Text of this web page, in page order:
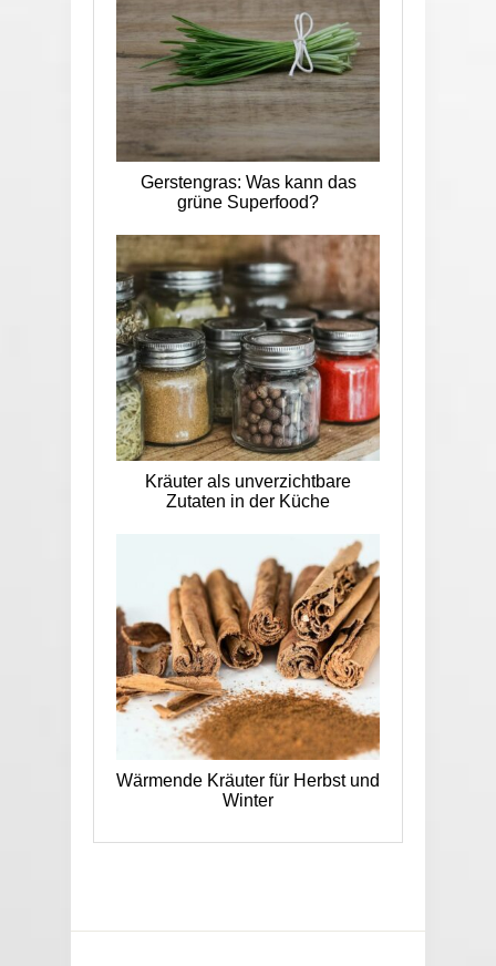
Gerstengras: Was kann das
grüne Superfood?
Kräuter als unverzichtbare
Zutaten in der Küche
Wärmende Kräuter für Herbst und
Winter